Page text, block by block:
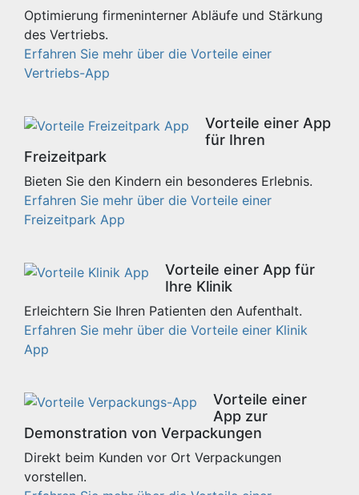
Optimierung firmeninterner Abläufe und Stärkung
des Vertriebs.
Erfahren Sie mehr über die Vorteile einer
Vertriebs-App
Vorteile einer App
für Ihren
Freizeitpark
Bieten Sie den Kindern ein besonderes Erlebnis.
Erfahren Sie mehr über die Vorteile einer
Freizeitpark App
Vorteile einer App für
Ihre Klinik
Erleichtern Sie Ihren Patienten den Aufenthalt.
Erfahren Sie mehr über die Vorteile einer Klinik
App
Vorteile einer
App zur
Demonstration von Verpackungen
Direkt beim Kunden vor Ort Verpackungen
vorstellen.